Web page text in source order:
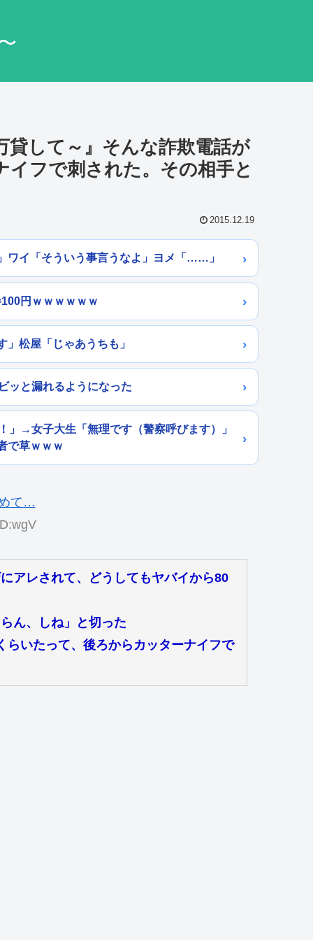
して～』そんな詐欺電話が
フで刺された。その相手と
2015.12.19
ワイ「そういう事言うなよ」ヨメ「……」
円ｗｗｗｗｗｗ
松屋「じゃあうちも」
ッと漏れるようになった
」→女子大生「無理です（警察呼びます）」
で草ｗｗｗ
アレされて、どうしてもヤバイから80
ん、しね」と切った
らいたって、後ろからカッターナイフで